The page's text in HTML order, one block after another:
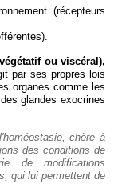
(récepteurs
ou viscéral),
par ses propres lois
organes comme les
glandes exocrines
chère à
des conditions de
de modifications
qui lui permettent de